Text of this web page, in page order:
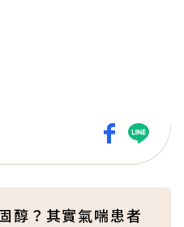
醇？其實氣喘患者